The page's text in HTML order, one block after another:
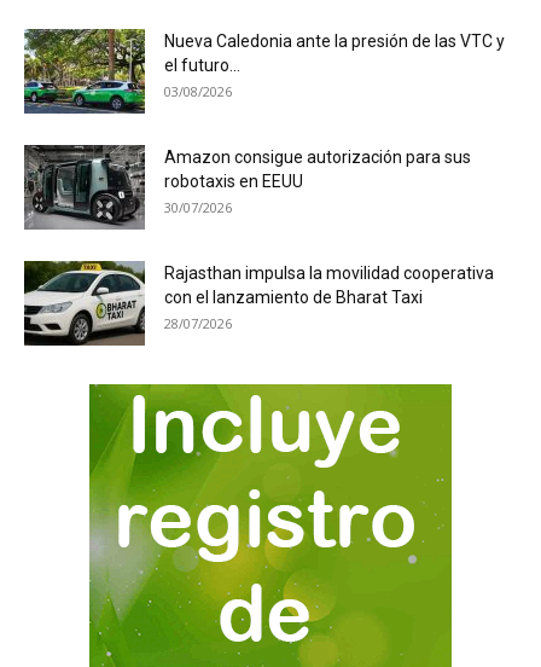
Nueva Caledonia ante la presión de las VTC y
el futuro...
03/08/2026
Amazon consigue autorización para sus
robotaxis en EEUU
30/07/2026
Rajasthan impulsa la movilidad cooperativa
con el lanzamiento de Bharat Taxi
28/07/2026